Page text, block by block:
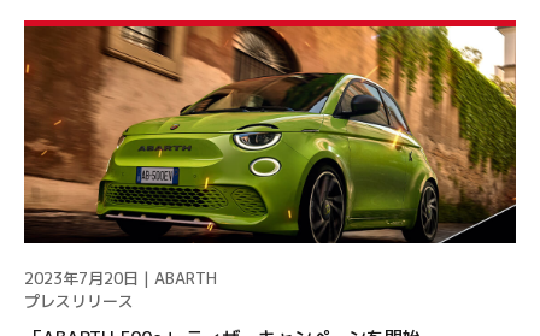
2023年7月20日 | ABARTH
プレスリリース